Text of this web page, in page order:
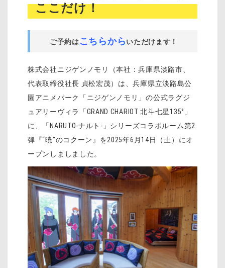
ここだけ！
ご予約はこちらからいただけます！
株式会社ニジゲンノモリ（本社：兵庫県淡路市、
代表取締役社長 貞松宏茂）は、兵庫県立淡路島公
園アニメパーク「ニジゲンノモリ」の公式ラグジ
ュアリーヴィラ「GRAND CHARIOT 北斗七星135°」
に、「NARUTO-ナルト-」シリーズコラボルーム第2
弾『“暁”のコクーン』を2025年6月14日（土）にオ
ープンしましました。